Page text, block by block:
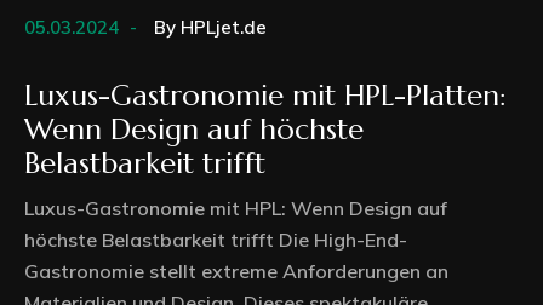
05.03.2024 By HPLjet.de
Luxus-Gastronomie mit HPL-Platten:
Wenn Design auf höchste
Belastbarkeit trifft
Luxus-Gastronomie mit HPL: Wenn Design auf
höchste Belastbarkeit trifft Die High-End-
Gastronomie stellt extreme Anforderungen an